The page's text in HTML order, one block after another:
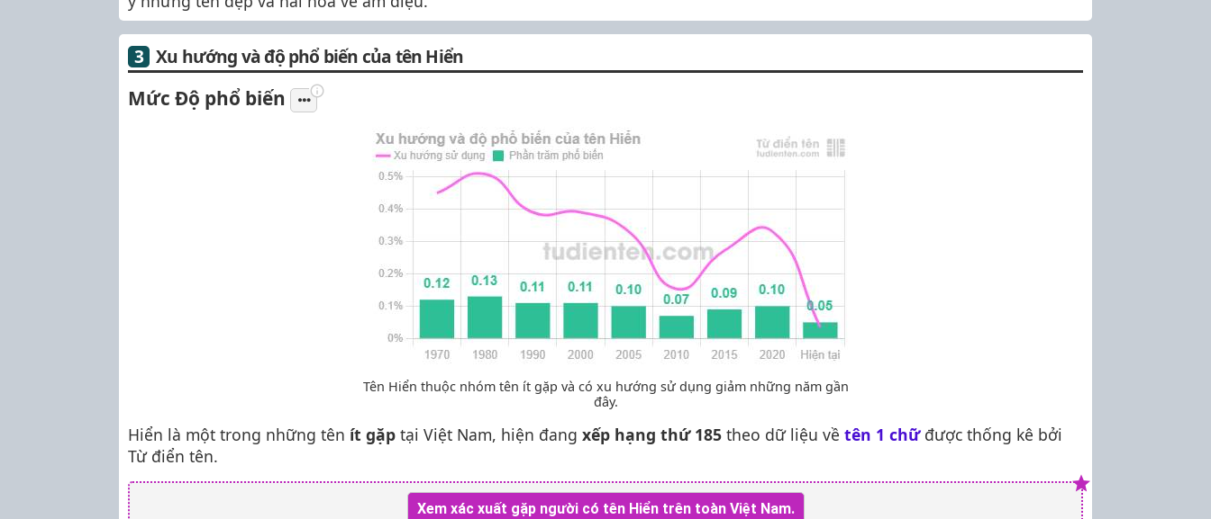
Xu hướng và độ phổ biến của tên Hiển
Mức Độ phổ biến
Tên Hiển thuộc nhóm tên ít gặp và có xu hướng sử dụng giảm những năm gần
đây.
Hiển là một trong những tên ít gặp tại Việt Nam, hiện đang xếp hạng thứ 185 theo dữ liệu về tên 1 chữđược thống kê bởi
Từ điển tên.
Xem xác xuất gặp người có tên Hiển trên toàn Việt Nam.